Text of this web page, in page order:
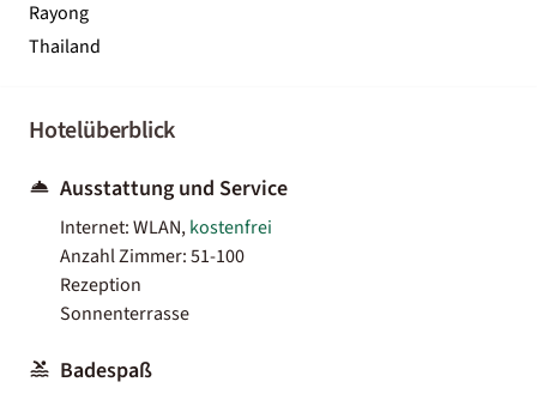
Rayong
Thailand
Hotelüberblick
Ausstattung und Service
Internet: WLAN,kostenfrei
Anzahl Zimmer: 51-100
Rezeption
Sonnenterrasse
Badespaß